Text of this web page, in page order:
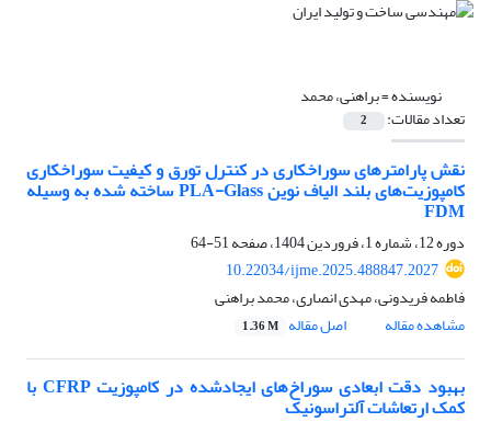
نویسنده =براهنی، محمد
تعداد مقالات: 2
نقش پارامترهای سوراخکاری در کنترل تورق و کیفیت سوراخکاری
کامپوزیت‌های بلند الیاف نوین PLA-Glass ساخته شده به وسیله
FDM
دوره 12، شماره 1، فروردین 1404، صفحه
51-64
10.22034/ijme.2025.488847.2027
فاطمه فریدونی، مهدی انصاری، محمد براهنی
مشاهده مقاله
اصل مقاله 1.36 M
بهبود دقت ابعادی سوراخ‌های ایجادشده در کامپوزیت CFRP با
کمک ارتعاشات آلتراسونیک